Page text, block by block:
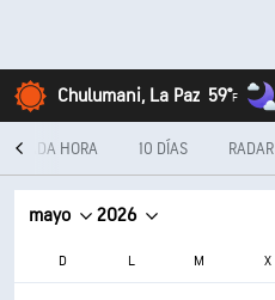
Chulumani, La Paz 59°F
CADA HORA 10 DÍAS RADAR
mayo 2026
D L M X